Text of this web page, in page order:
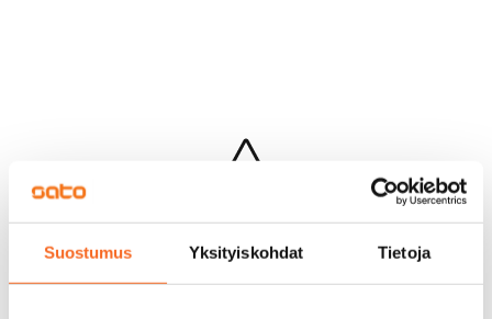
Suostumus Yksityiskohdat Tietoja
Hups...
Jotakin meni pieleen sivun lataamisessa